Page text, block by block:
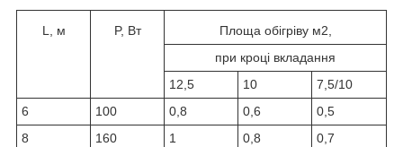
L, м P, Вт
Площа обігріву м2,
при кроці вкладання
12,5
10
7,5/10
6
100 0,8 0,6
0,5
8
160 1 0,8
0,7